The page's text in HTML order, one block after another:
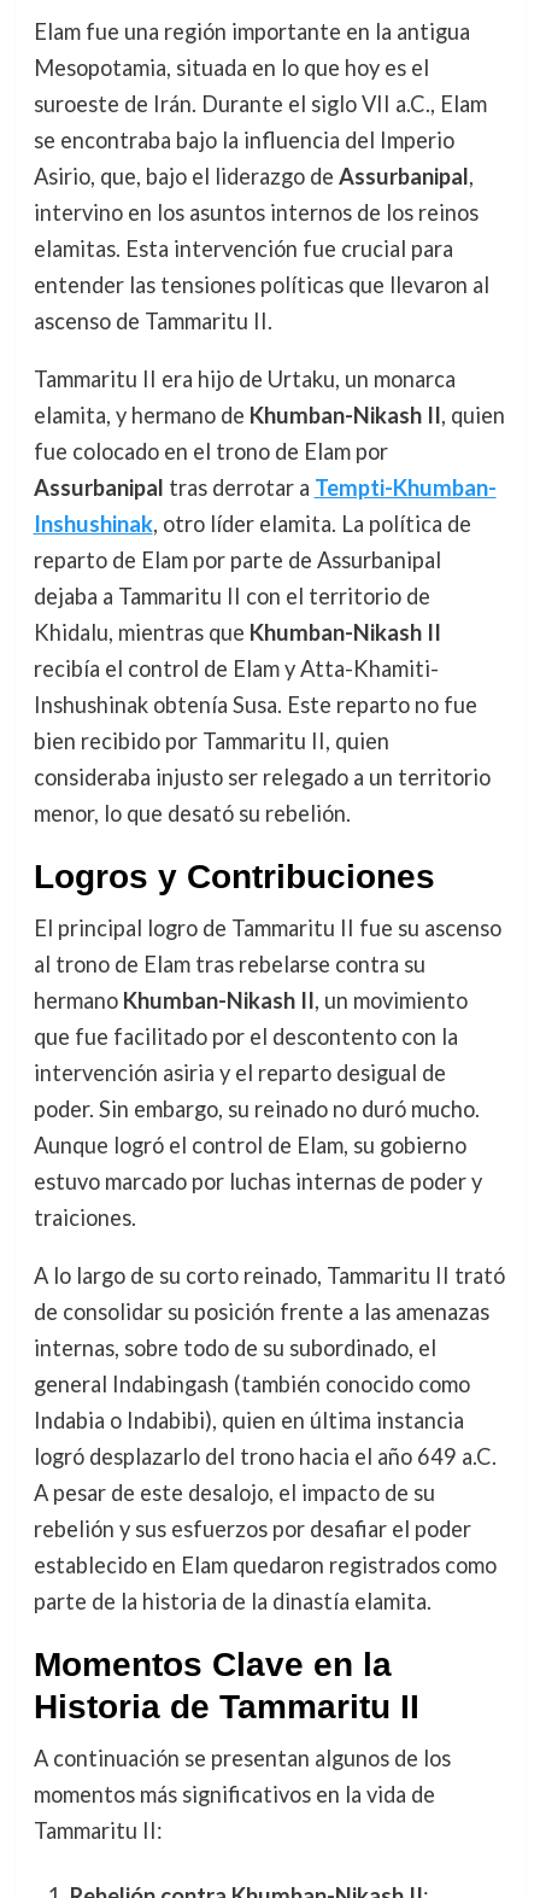
Elam fue una región importante en la antigua
Mesopotamia, situada en lo que hoy es el
suroeste de Irán. Durante el siglo VII a.C., Elam
se encontraba bajo la influencia del Imperio
Asirio, que, bajo el liderazgo de Assurbanipal,
intervino en los asuntos internos de los reinos
elamitas. Esta intervención fue crucial para
entender las tensiones políticas que llevaron al
ascenso de Tammaritu II.
Tammaritu II era hijo de Urtaku, un monarca
elamita, y hermano de Khumban-Nikash II, quien
fue colocado en el trono de Elam por
Assurbanipal tras derrotar a Tempti-Khumban-
Inshushinak, otro líder elamita. La política de
reparto de Elam por parte de Assurbanipal
dejaba a Tammaritu II con el territorio de
Khidalu, mientras que Khumban-Nikash II
recibía el control de Elam y Atta-Khamiti-
Inshushinak obtenía Susa. Este reparto no fue
bien recibido por Tammaritu II, quien
consideraba injusto ser relegado a un territorio
menor, lo que desató su rebelión.
Logros y Contribuciones
El principal logro de Tammaritu II fue su ascenso
al trono de Elam tras rebelarse contra su
hermano Khumban-Nikash II, un movimiento
que fue facilitado por el descontento con la
intervención asiria y el reparto desigual de
poder. Sin embargo, su reinado no duró mucho.
Aunque logró el control de Elam, su gobierno
estuvo marcado por luchas internas de poder y
traiciones.
A lo largo de su corto reinado, Tammaritu II trató
de consolidar su posición frente a las amenazas
internas, sobre todo de su subordinado, el
general Indabingash (también conocido como
Indabia o Indabibi), quien en última instancia
logró desplazarlo del trono hacia el año 649 a.C.
A pesar de este desalojo, el impacto de su
rebelión y sus esfuerzos por desafiar el poder
establecido en Elam quedaron registrados como
parte de la historia de la dinastía elamita.
Momentos Clave en la
Historia de Tammaritu II
A continuación se presentan algunos de los
momentos más significativos en la vida de
Tammaritu II: